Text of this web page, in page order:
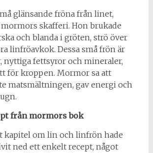
glänsande fröna från linet,
skafferi. Hon brukade
och blanda i gröten, strö över
linfröavkok. Dessa små frön är
nyttiga fettsyror och mineraler,
för kroppen. Mormor sa att
matsmältningen, gav energi och
från mormors bok
kapitel om lin och linfrön hade
ned ett enkelt recept, något